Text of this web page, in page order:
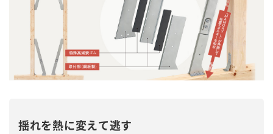
揺れを熱に変えて逃す